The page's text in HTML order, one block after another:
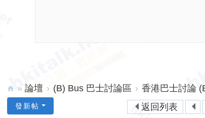
» 論壇 › (B) Bus 巴士討論區 › 香港巴士討論
返回列表
發新帖